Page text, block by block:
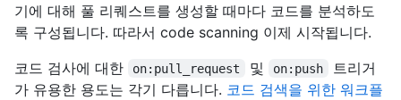
기에 대해 풀 리퀘스트를 생성할 때마다 코드를 분석하도
록 구성됩니다. 따라서 code scanning 이제 시작됩니다.
코드 검사에 대한
on:pull_request 및 on:push
트리거
가 유용한 용도는 각기 다릅니다. 코드 검색을 위한 워크플